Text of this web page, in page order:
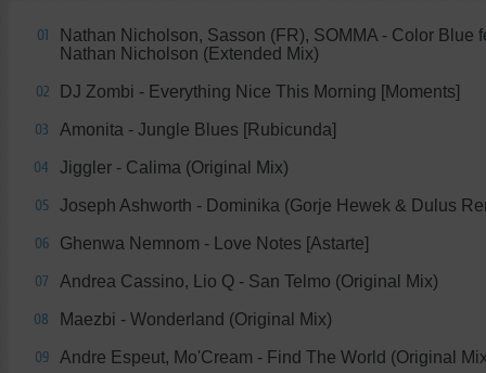
01
Nathan Nicholson, Sasson (FR), SOMMA - Color Blue
Nathan Nicholson (Extended Mix)
02 DJ Zombi - Everything Nice This Morning [Moments]
03 Amonita - Jungle Blues [Rubicunda]
04 Jiggler - Calima (Original Mix)
05 Joseph Ashworth - Dominika (Gorje Hewek & Dulus
06 Ghenwa Nemnom - Love Notes [Astarte]
07 Andrea Cassino, Lio Q - San Telmo (Original Mix)
08 Maezbi - Wonderland (Original Mix)
09 Andre Espeut, Mo'Cream - Find The World (Original